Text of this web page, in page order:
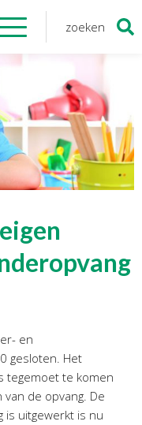
zoeken
en
gesloten. Het
tegemoet te komen
de opvang. De
is uitgewerkt is nu